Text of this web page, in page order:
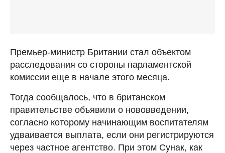
Премьер-министр Британии стал объектом
расследования со стороны парламентской
комиссии еще в начале этого месяца.
Тогда сообщалось, что в британском
правительстве объявили о нововведении,
согласно которому начинающим воспитателям
удваивается выплата, если они регистрируются
через частное агентство. При этом Сунак, как